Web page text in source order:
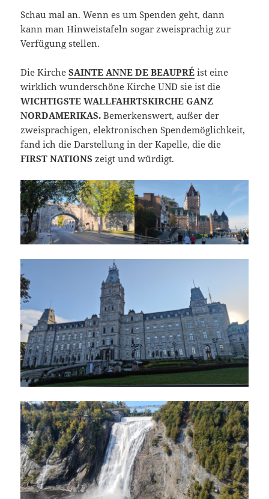
Schau mal an. Wenn es um Spenden geht, dann
kann man Hinweistafeln sogar zweisprachig zur
Verfügung stellen.
Die Kirche SAINTE ANNE DE BEAUPRÉ ist eine
wirklich wunderschöne Kirche UND sie ist die
WICHTIGSTE WALLFAHRTSKIRCHE GANZ
NORDAMERIKAS.Bemerkenswert, außer der
zweisprachigen, elektronischen Spendemöglichkeit,
fand ich die Darstellung in der Kapelle, die die
FIRST NATIONS zeigt und würdigt.